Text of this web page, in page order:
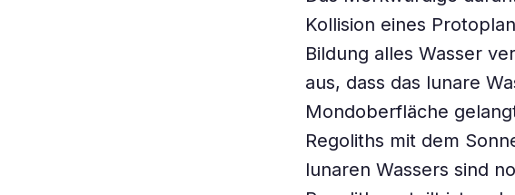
Kollision eines
Bildung alles Wasser
aus, dass das lunare
Mondoberfläche
Regoliths mit dem
lunaren Wassers sind